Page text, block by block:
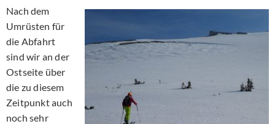
Nach dem
Umrüsten für
die Abfahrt
sind wir an der
Ostseite über
die zu diesem
Zeitpunkt auch
noch sehr